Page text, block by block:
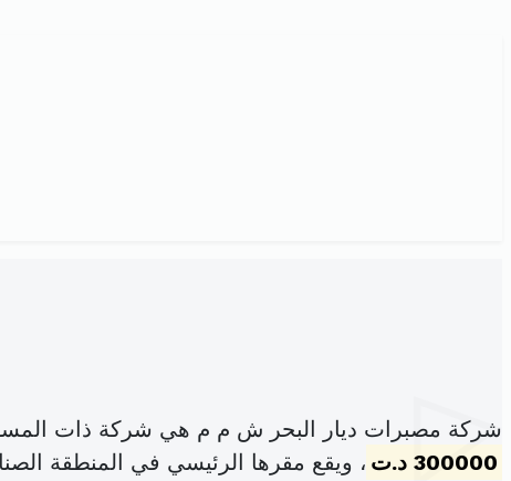
شركة مصبرات ديار البحر ش م م هي شركة ذات
300000 د.ت
، ويقع مقرها الرئيسي في المنطقة